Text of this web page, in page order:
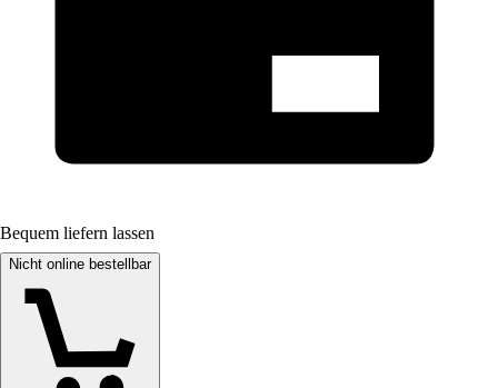
Bequem liefern lassen
Nicht online bestellbar